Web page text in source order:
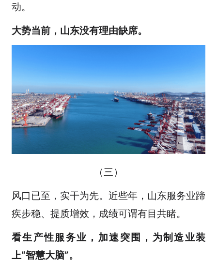
动。
大势当前，山东没有理由缺席。
（三）
风口已至，实干为先。近些年，山东服务业蹄
疾步稳、提质增效，成绩可谓有目共睹。
看生产性服务业，加速突围，为制造业装
上“智慧大脑”。